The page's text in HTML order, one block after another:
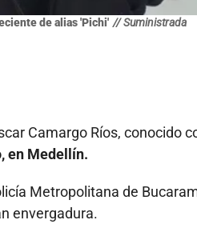
de alias 'Pichi' // Suministrada
Camargo Ríos, conocido
en Medellín.
Metropolitana de
envergadura.